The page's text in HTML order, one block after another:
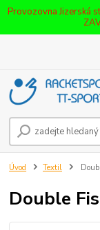
Provozovna Jizerská
Úvod Textil
Double